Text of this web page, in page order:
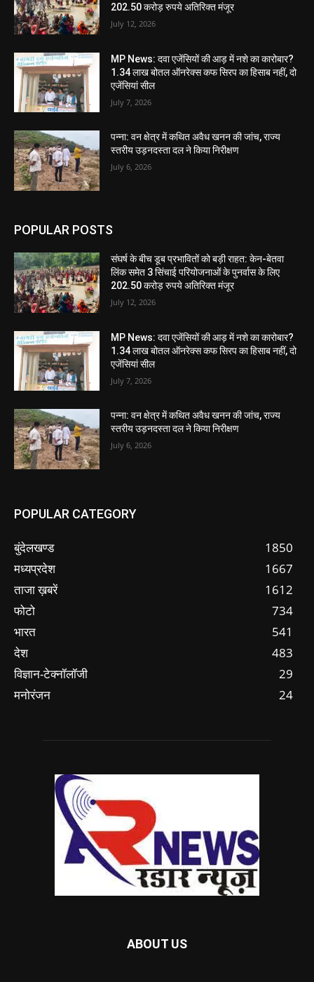
202.50 करोड़ रुपये अतिरिक्त मंजूर
July 12, 2026
MP News: दवा एजेंसियों की आड़ में नशे का कारोबार?
1.34 लाख बोतल ऑनरेक्स कफ सिरप का हिसाब नहीं, दो
एजेंसियां सील
July 7, 2026
पन्ना: वन क्षेत्र में कथित अवैध खनन की जांच, राज्य
स्तरीय उड़नदस्ता दल ने किया निरीक्षण
July 6, 2026
POPULAR POSTS
संघर्ष के बीच डूब प्रभावितों को बड़ी राहत: केन-बेतवा
लिंक समेत 3 सिंचाई परियोजनाओं के पुनर्वास के लिए
202.50 करोड़ रुपये अतिरिक्त मंजूर
July 12, 2026
MP News: दवा एजेंसियों की आड़ में नशे का कारोबार?
1.34 लाख बोतल ऑनरेक्स कफ सिरप का हिसाब नहीं, दो
एजेंसियां सील
July 7, 2026
पन्ना: वन क्षेत्र में कथित अवैध खनन की जांच, राज्य
स्तरीय उड़नदस्ता दल ने किया निरीक्षण
July 6, 2026
POPULAR CATEGORY
बुंदेलखण्ड
1850
मध्यप्रदेश
1667
ताजा ख़बरें
1612
फोटो
734
भारत
541
देश
483
विज्ञान-टेक्नॉलॉजी
29
मनोरंजन
24
ABOUT US